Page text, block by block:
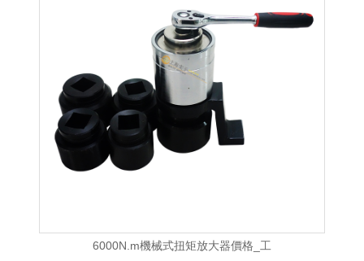
6000N.m機械式扭矩放大器價格_工